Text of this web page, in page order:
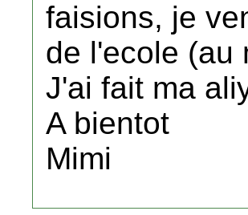
faisions, je
de l'ecole (au
J'ai fait ma
A bientot
Mimi